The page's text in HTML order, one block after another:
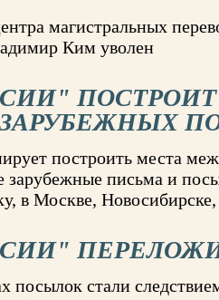
магистральных
Ким уволен
ПОСТРОИТ
построить места
письма и
в Москве,
посылок стали